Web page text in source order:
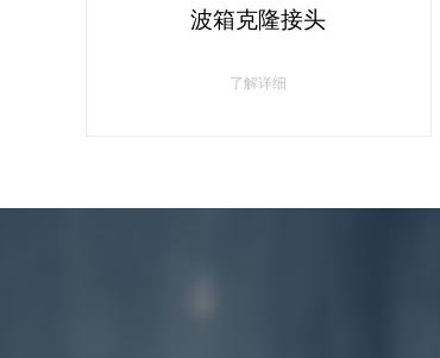
波箱克隆接头
了解详细